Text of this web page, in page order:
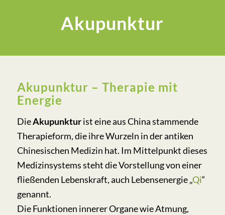
Akupunktur
Akupunktur – Therapie mit
Energie
DieAkupunkturist eine aus China stammende
Therapieform, die ihre Wurzeln in der antiken
Chinesischen Medizin hat. Im Mittelpunkt dieses
Medizinsystems steht die Vorstellung von einer
fließenden Lebenskraft, auch Lebensenergie „Qi“
genannt.
Die Funktionen innerer Organe wie Atmung,